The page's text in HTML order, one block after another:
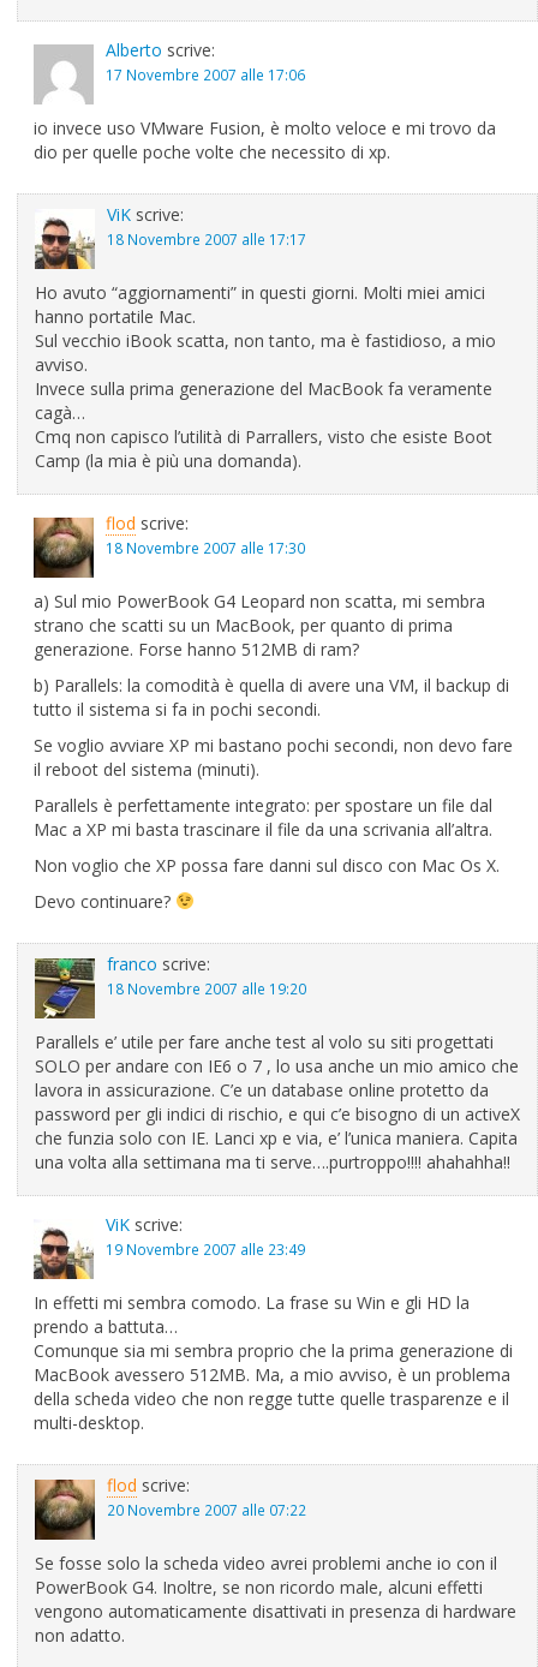
Alberto scrive:
17 Novembre 2007 alle 17:06
io invece uso VMware Fusion, è molto veloce e mi trovo da
dio per quelle poche volte che necessito di xp.
ViK scrive:
18 Novembre 2007 alle 17:17
Ho avuto “aggiornamenti” in questi giorni. Molti miei amici
hanno portatile Mac.
Sul vecchio iBook scatta, non tanto, ma è fastidioso, a mio
avviso.
Invece sulla prima generazione del MacBook fa veramente
cagà…
Cmq non capisco l’utilità di Parrallers, visto che esiste Boot
Camp (la mia è più una domanda).
flod scrive:
18 Novembre 2007 alle 17:30
a) Sul mio PowerBook G4 Leopard non scatta, mi sembra
strano che scatti su un MacBook, per quanto di prima
generazione. Forse hanno 512MB di ram?
b) Parallels: la comodità è quella di avere una VM, il backup di
tutto il sistema si fa in pochi secondi.
Se voglio avviare XP mi bastano pochi secondi, non devo fare
il reboot del sistema (minuti).
Parallels è perfettamente integrato: per spostare un file dal
Mac a XP mi basta trascinare il file da una scrivania all’altra.
Non voglio che XP possa fare danni sul disco con Mac Os X.
Devo continuare?
franco scrive:
18 Novembre 2007 alle 19:20
Parallels e’ utile per fare anche test al volo su siti progettati
SOLO per andare con IE6 o 7 , lo usa anche un mio amico che
lavora in assicurazione. C’e un database online protetto da
password per gli indici di rischio, e qui c’e bisogno di un activeX
che funzia solo con IE. Lanci xp e via, e’ l’unica maniera. Capita
una volta alla settimana ma ti serve….purtroppo!!!! ahahahha!!
ViK scrive:
19 Novembre 2007 alle 23:49
In effetti mi sembra comodo. La frase su Win e gli HD la
prendo a battuta…
Comunque sia mi sembra proprio che la prima generazione di
MacBook avessero 512MB. Ma, a mio avviso, è un problema
della scheda video che non regge tutte quelle trasparenze e il
multi-desktop.
flod scrive:
20 Novembre 2007 alle 07:22
Se fosse solo la scheda video avrei problemi anche io con il
PowerBook G4. Inoltre, se non ricordo male, alcuni effetti
vengono automaticamente disattivati in presenza di hardware
non adatto.